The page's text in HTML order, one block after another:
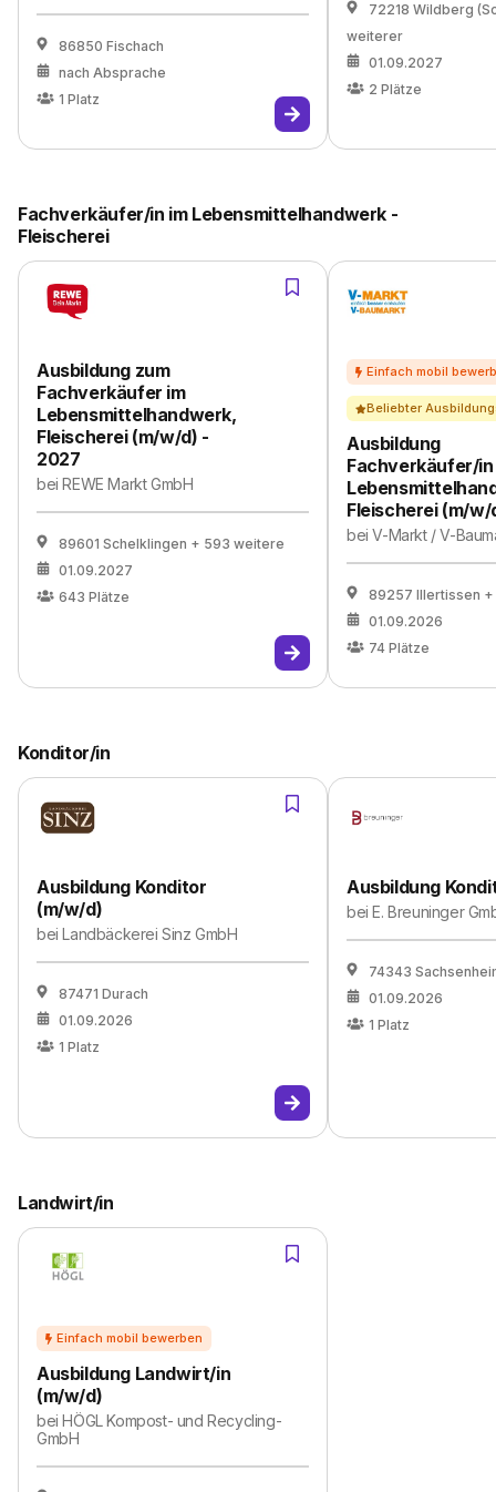
86850 Fischach
nach Absprache
1 Platz
72218 Wildberg
weiterer
01.09.2027
2 Plätze
Fachverkäufer/in im Lebensmittelhandwerk -
Fleischerei
Ausbildung zum
Fachverkäufer im
Lebensmittelhandwerk,
Fleischerei (m/w/d) -
2027
beiREWE Markt GmbH
89601 Schelklingen + 593 weitere
01.09.2027
643 Plätze
Ausbildung
Fachverkäufer/in
Fleischerei (m/w/
beiV-Markt / V-
89257 Illertissen
01.09.2026
74 Plätze
Beliebter
Konditor/in
Ausbildung Konditor
(m/w/d)
beiLandbäckerei Sinz GmbH
87471 Durach
01.09.2026
1 Platz
Ausbildung
beiE. Breuninger
74343
01.09.2026
1 Platz
Landwirt/in
Ausbildung Landwirt/in
(m/w/d)
beiHÖGL Kompost- und Recycling-
GmbH